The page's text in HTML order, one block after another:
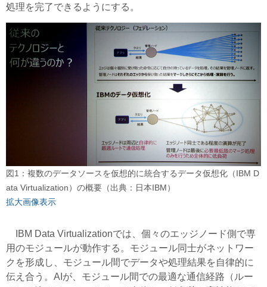
処理を完了できるようにする。
図1：複数のデータソースを仮想的に統合するデータ仮想化（IBM D
ata Virtualization）の概要（出典：日本IBM）
拡大画像表示
IBM Data Virtualizationでは、個々のエッジノード側で専
用のモジュールが動作する。モジュール同士がネットワー
クを形成し、モジュール間でデータや処理結果を自律的に
伝え合う。AIが、モジュール間での最適な通信経路（ルー